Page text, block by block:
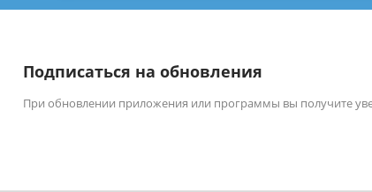
Подписаться на обновления
При обновлении приложения или программы вы получите